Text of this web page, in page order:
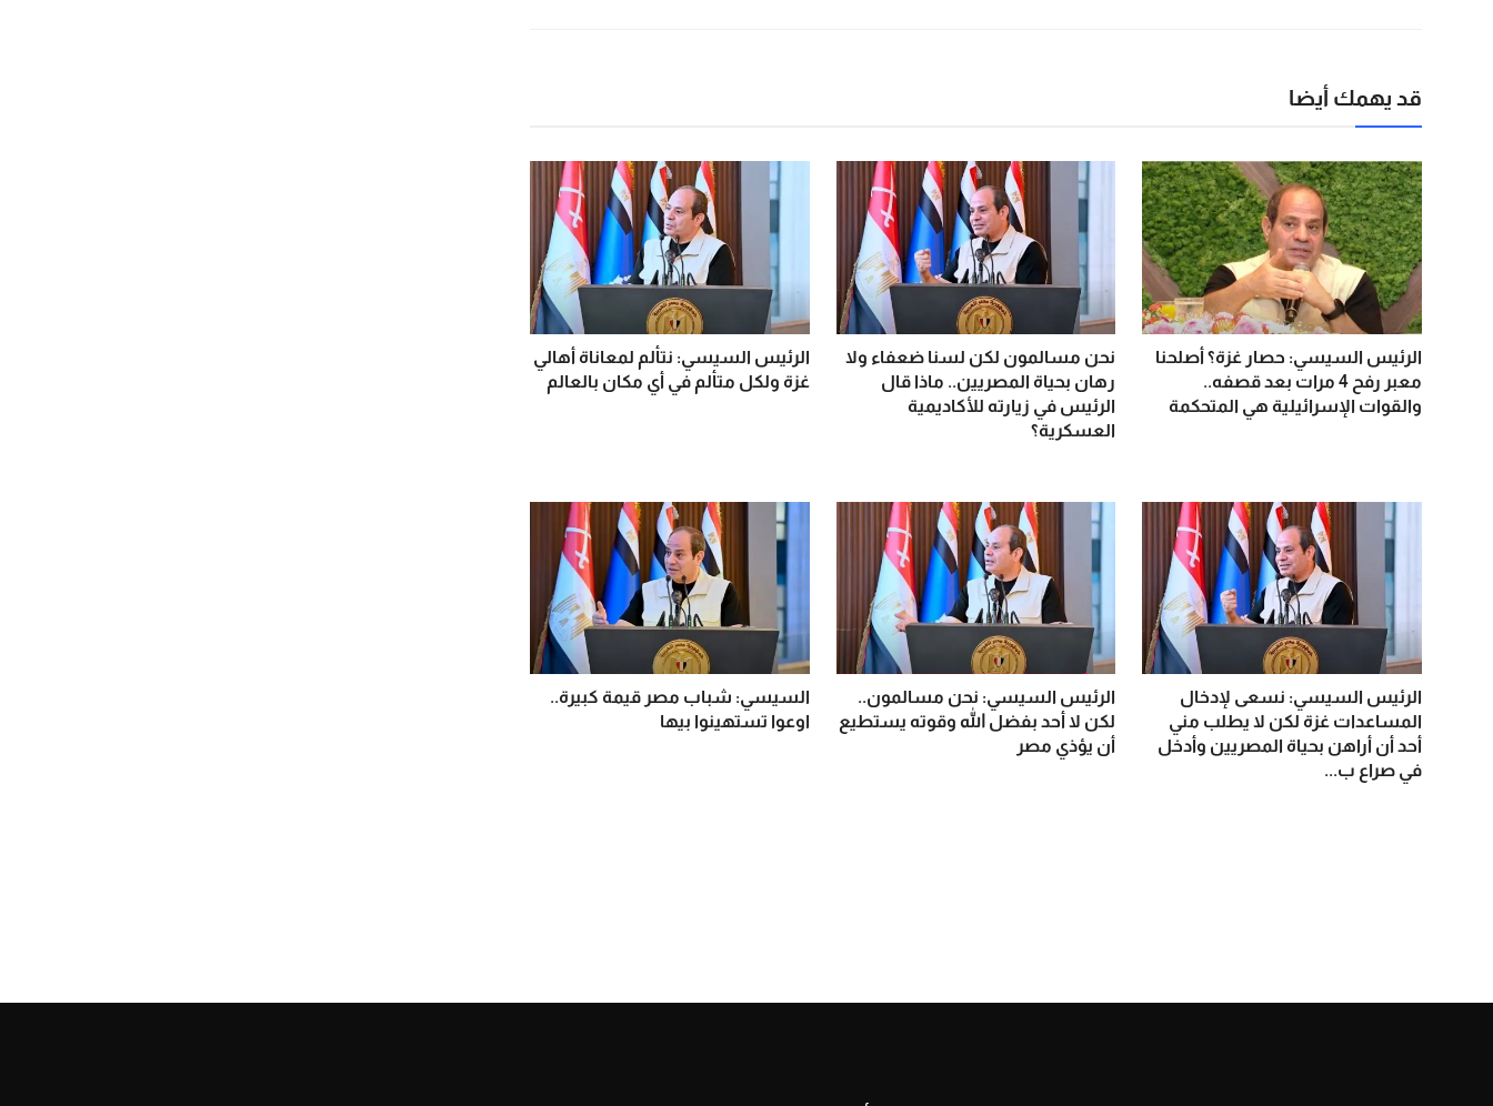
قد يهمك أيضا
الرئيس السيسي: حصار غزة؟ أصلحنا
معبر رفح 4 مرات بعد قصفه..
والقوات الإسرائيلية هي المتحكمة
نحن مسالمون لكن لسنا ضعفاء ولا
رهان بحياة المصريين.. ماذا قال
الرئيس في زيارته للأكاديمية
العسكرية؟
الرئيس السيسي: نتألم لمعاناة أهالي
غزة ولكل متألم في أي مكان بالعالم
الرئيس السيسي: نسعى لإدخال
المساعدات غزة لكن لا يطلب مني
أحد أن أراهن بحياة المصريين وأدخل
في صراع ب...
الرئيس السيسي: نحن مسالمون..
لكن لا أحد بفضل الله وقوته يستطيع
أن يؤذي مصر
السيسي: شباب مصر قيمة كبيرة..
اوعوا تستهينوا بيها